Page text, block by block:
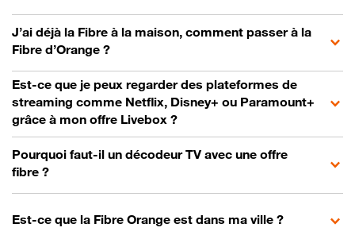
J’ai déjà la Fibre à la maison, comment passer à la
Fibre d’Orange ?
Est-ce que je peux regarder des plateformes de
streaming comme Netflix, Disney+ ou Paramount+
grâce à mon offre Livebox ?
Pourquoi faut-il un décodeur TV avec une offre
fibre ?
Est-ce que la Fibre Orange est dans ma ville ?